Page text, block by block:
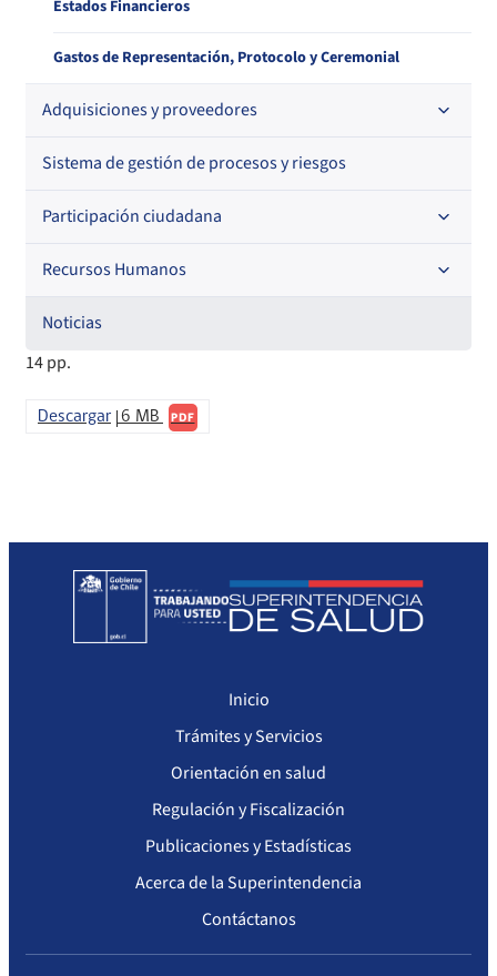
Estados Financieros
Gastos de Representación, Protocolo y Ceremonial
Adquisiciones y proveedores
Contrataciones
Histórico de órdenes de compra
Histórico detalle Pago a Proveedores
Información para proveedores institucionales
Informa Licitaciones
Licitaciones en curso
Órdenes de compra
Monitoreo cumplimiento PAC
Arriendo de Bienes Inmuebles no sujetos a Ley de Compras
Sistema de gestión de procesos y riesgos
Participación ciudadana
Acceso a información relevante
Audiencias Públicas
Consejo de la Sociedad Civil
Cuenta Pública Participativa
Recursos Humanos
Código de Ética de la Superintendencia
Noticias
14 pp.
Descargar 6 MB PDF
Inicio
Trámites y Servicios
Orientación en salud
Regulación y Fiscalización
Publicaciones y Estadísticas
Acerca de la Superintendencia
Contáctanos